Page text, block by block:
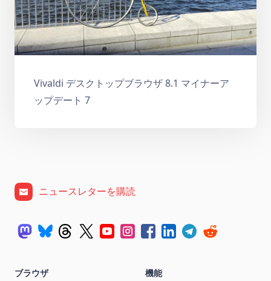
Vivaldi デスクトップブラウザ 8.1 マイナーア
ップデート 7
ニュースレターを購読
ブラウザ
機能